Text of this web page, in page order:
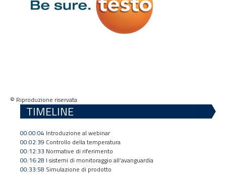
© Riproduzione riservata
TIMELINE
00:00:04 Introduzione al webinar
00:02:39 Controllo della temperatura
00:12:33 Normative di riferimento
00:16:28 I sistemi di monitoraggio all’avanguardia
00:33:58 Simulazione di prodotto